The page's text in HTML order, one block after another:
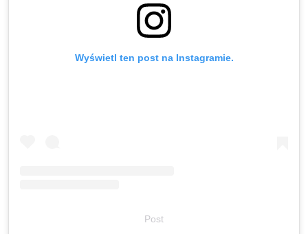
Wyświetl ten post na Instagramie.
Post